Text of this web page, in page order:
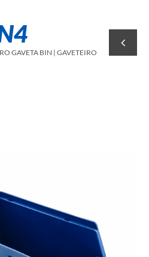
GAVETA BIN | GAVETEIRO